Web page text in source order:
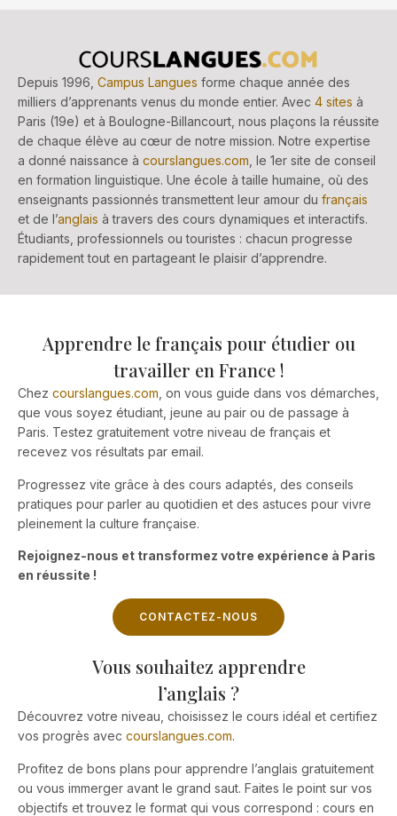
Depuis 1996, Campus Langues forme chaque année des
milliers d’apprenants venus du monde entier. Avec 4 sites à
Paris (19e) et à Boulogne-Billancourt, nous plaçons la réussite
de chaque élève au cœur de notre mission. Notre expertise
a donné naissance à courslangues.com , le 1er site de conseil
en formation linguistique. Une école à taille humaine, où des
enseignants passionnés transmettent leur amour du français
et de l’anglais à travers des cours dynamiques et interactifs.
Étudiants, professionnels ou touristes : chacun progresse
rapidement tout en partageant le plaisir d’apprendre.
Apprendre le français pour étudier ou
travailler en France !
Chez courslangues.com , on vous guide dans vos démarches,
que vous soyez étudiant, jeune au pair ou de passage à
Paris. Testez gratuitement votre niveau de français et
recevez vos résultats par email.
Progressez vite grâce à des cours adaptés, des conseils
pratiques pour parler au quotidien et des astuces pour vivre
pleinement la culture française.
Rejoignez-nous et transformez votre expérience à Paris
en réussite !
CONTACTEZ-NOUS
Vous souhaitez apprendre
l’anglais ?
Découvrez votre niveau, choisissez le cours idéal et certifiez
vos progrès avec courslangues.com.
Profitez de bons plans pour apprendre l’anglais gratuitement
ou vous immerger avant le grand saut. Faites le point sur vos
objectifs et trouvez le format qui vous correspond : cours en